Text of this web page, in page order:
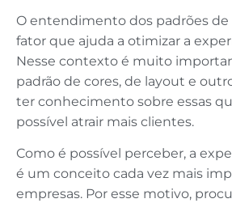
O entendimento dos padrões
fator que ajuda a otimizar a
Nesse contexto é muito
padrão de cores, de layout e
ter conhecimento sobre essas
possível atrair mais clientes.
Como é possível perceber, a
é um conceito cada vez mais
empresas. Por esse motivo,